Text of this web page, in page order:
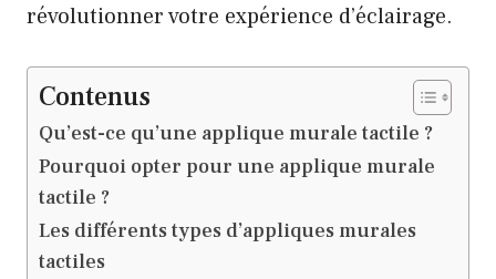
révolutionner votre expérience d’éclairage.
Contenus
Qu’est-ce qu’une applique murale tactile ?
Pourquoi opter pour une applique murale
tactile ?
Les différents types d’appliques murales
tactiles